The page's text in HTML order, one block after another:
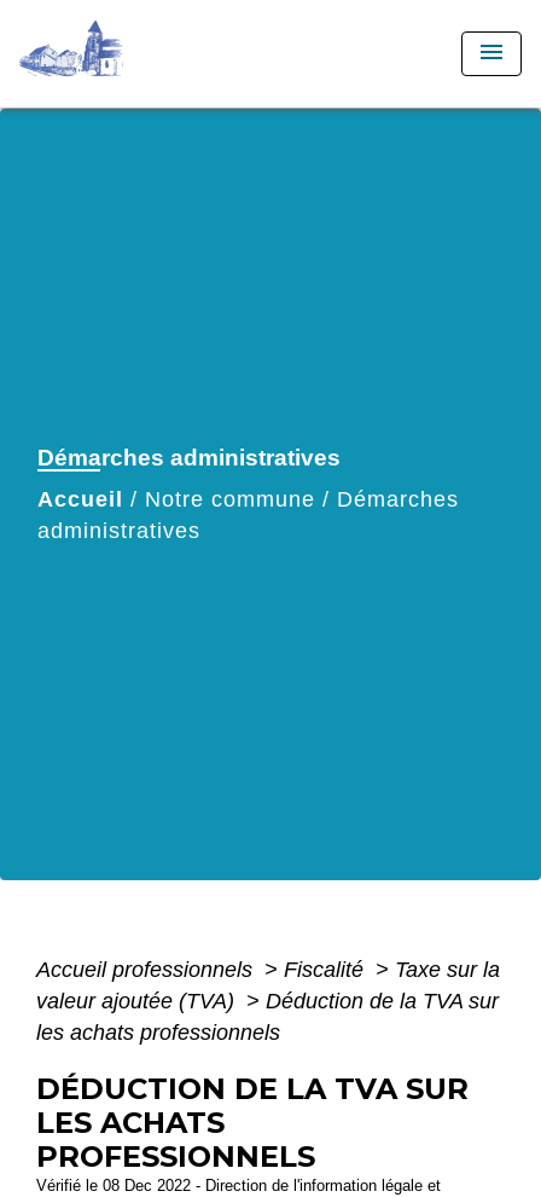
menu
Démarches administratives
Accueil / Notre commune / Démarches
administratives
Accueil professionnels > Fiscalité > Taxe sur la
valeur ajoutée (TVA) > Déduction de la TVA sur
les achats professionnels
DÉDUCTION DE LA TVA SUR
LES ACHATS
PROFESSIONNELS
Vérifié le 08 Dec 2022 - Direction de l'information légale et